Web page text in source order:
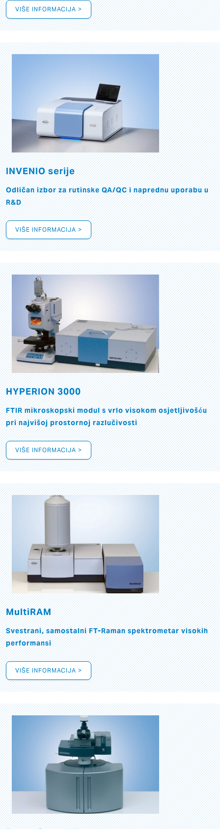
VIŠE INFORMACIJA >
INVENIO serije
Odličan izbor za rutinske QA/QC i naprednu uporabu u
R&D
VIŠE INFORMACIJA >
HYPERION 3000
FTIR mikroskopski modul s vrlo visokom osjetljivošću
pri najvišoj prostornoj razlučivosti
VIŠE INFORMACIJA >
MultiRAM
Svestrani, samostalni FT-Raman spektrometar visokih
performansi
VIŠE INFORMACIJA >